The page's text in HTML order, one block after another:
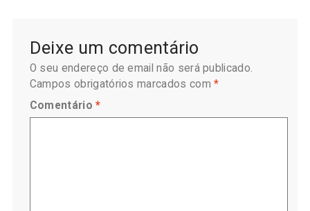
Deixe um comentário
O seu endereço de email não será publicado.
Campos obrigatórios marcados com*
Comentário*